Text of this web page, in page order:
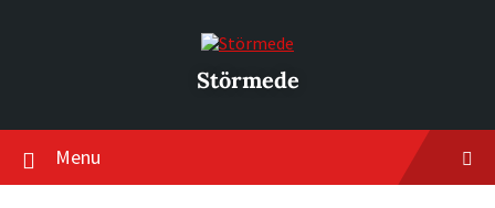
Störmede
Menu